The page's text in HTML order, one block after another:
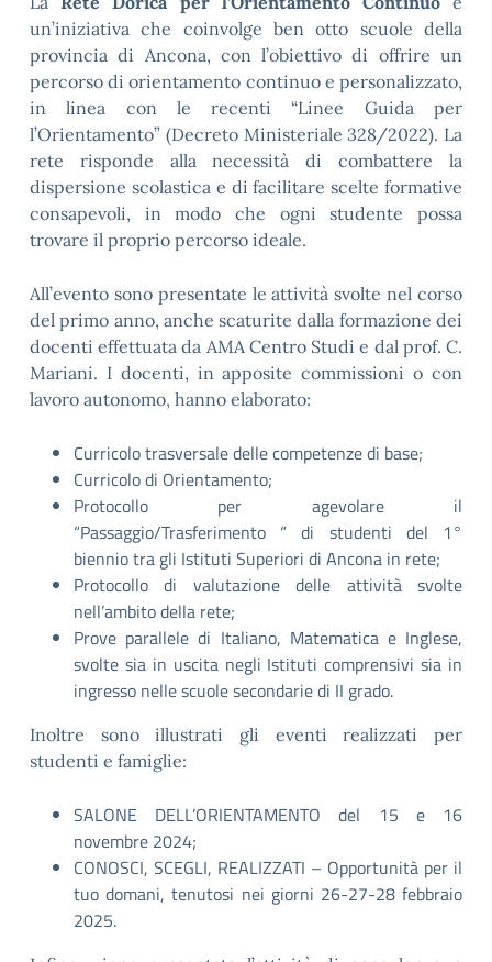
un’iniziativa che coinvolge ben otto scuole della
provincia di Ancona, con l’obiettivo di offrire un
percorso di orientamento continuo e personalizzato,
in linea con le recenti “Linee Guida per
l’Orientamento” (Decreto Ministeriale 328/2022). La
rete risponde alla necessità di combattere la
dispersione scolastica e di facilitare scelte formative
consapevoli, in modo che ogni studente possa
trovare il proprio percorso ideale.
All’evento sono presentate le attività svolte nel corso
del primo anno, anche scaturite dalla formazione dei
docenti effettuata da AMA Centro Studi e dal prof. C.
Mariani. I docenti, in apposite commissioni o con
lavoro autonomo, hanno elaborato:
Curricolo trasversale delle competenze di base;
Curricolo di Orientamento;
Protocollo per agevolare il
“Passaggio/Trasferimento “ di studenti del 1°
biennio tra gli Istituti Superiori di Ancona in rete;
Protocollo di valutazione delle attività svolte
nell’ambito della rete;
Prove parallele di Italiano, Matematica e Inglese,
svolte sia in uscita negli Istituti comprensivi sia in
ingresso nelle scuole secondarie di II grado.
Inoltre sono illustrati gli eventi realizzati per
studenti e famiglie:
SALONE DELL’ORIENTAMENTO del 15 e 16
novembre 2024;
CONOSCI, SCEGLI, REALIZZATI – Opportunità per il
tuo domani, tenutosi nei giorni 26-27-28 febbraio
2025.